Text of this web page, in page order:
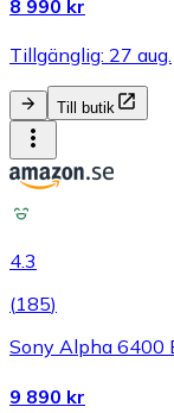
8 990 kr
Tillgänglig: 27 aug.
Till butik
4.3
(185)
Sony Alpha 6400
9 890 kr